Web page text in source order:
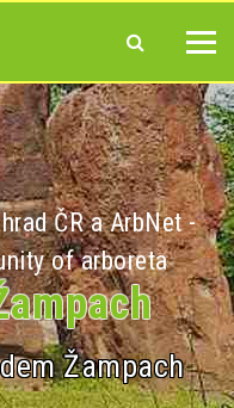
ČR a ArbNet -
of arboreta
Žampach